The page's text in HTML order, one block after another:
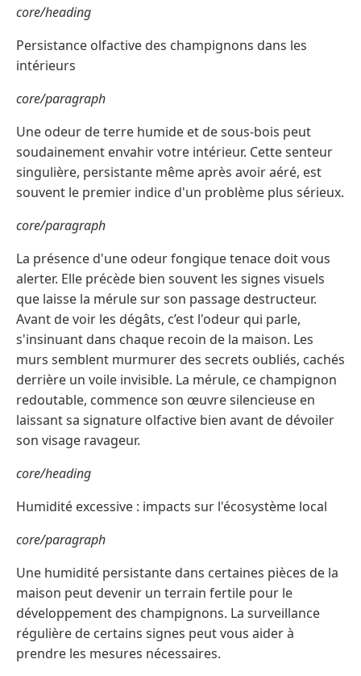
core/heading
Persistance olfactive des champignons dans les
intérieurs
core/paragraph
Une odeur de terre humide et de sous-bois peut
soudainement envahir votre intérieur. Cette senteur
singulière, persistante même après avoir aéré, est
souvent le premier indice d'un problème plus sérieux.
core/paragraph
La présence d'une odeur fongique tenace doit vous
alerter. Elle précède bien souvent les signes visuels
que laisse la mérule sur son passage destructeur.
Avant de voir les dégâts, c’est l'odeur qui parle,
s'insinuant dans chaque recoin de la maison. Les
murs semblent murmurer des secrets oubliés, cachés
derrière un voile invisible. La mérule, ce champignon
redoutable, commence son œuvre silencieuse en
laissant sa signature olfactive bien avant de dévoiler
son visage ravageur.
core/heading
Humidité excessive : impacts sur l'écosystème local
core/paragraph
Une humidité persistante dans certaines pièces de la
maison peut devenir un terrain fertile pour le
développement des champignons. La surveillance
régulière de certains signes peut vous aider à
prendre les mesures nécessaires.